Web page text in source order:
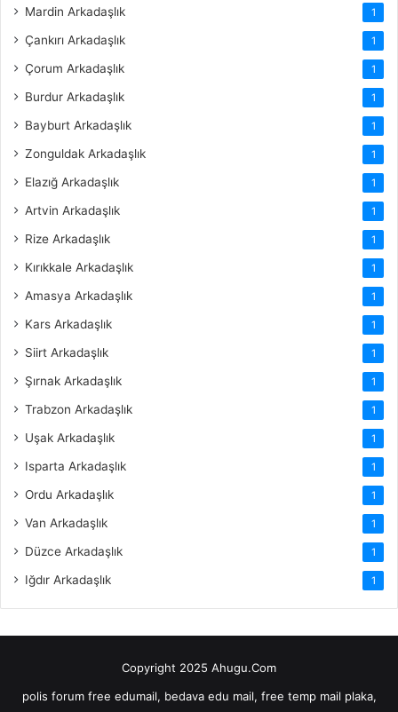
Mardin Arkadaşlık 1
Çankırı Arkadaşlık 1
Çorum Arkadaşlık 1
Burdur Arkadaşlık 1
Bayburt Arkadaşlık 1
Zonguldak Arkadaşlık 1
Elazığ Arkadaşlık 1
Artvin Arkadaşlık 1
Rize Arkadaşlık 1
Kırıkkale Arkadaşlık 1
Amasya Arkadaşlık 1
Kars Arkadaşlık 1
Siirt Arkadaşlık 1
Şırnak Arkadaşlık 1
Trabzon Arkadaşlık 1
Uşak Arkadaşlık 1
Isparta Arkadaşlık 1
Ordu Arkadaşlık 1
Van Arkadaşlık 1
Düzce Arkadaşlık 1
Iğdır Arkadaşlık 1
Copyright 2025 Ahugu.Com
polis forum free edumail, bedava edu mail, free temp mail plaka,